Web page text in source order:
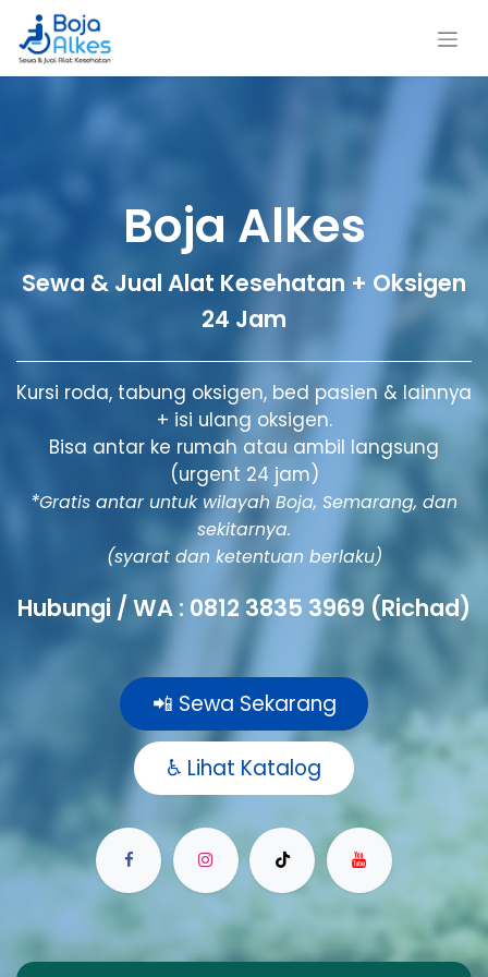
Boja Alkes
Sewa & Jual Alat Kesehatan + Oksigen
24 Jam
Kursi roda, tabung oksigen, bed pasien & lainnya
+ isi ulang oksigen.
Bisa antar ke rumah atau ambil langsung
(urgent 24 jam)
*Gratis antar untuk wilayah Boja, Semarang, dan
sekitarnya.
(syarat dan ketentuan berlaku)
Hubungi / WA : 0812 3835 3969 (Richad)
📲 Sewa Sekarang​​​​​​​​
♿ Lihat Katalog​​​​​​